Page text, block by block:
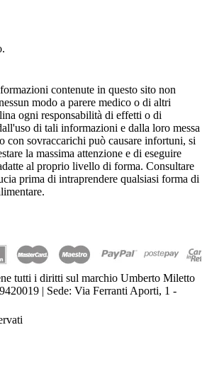
contenute in questo sito non
modo a parere medico o di altri
ogni responsabilità di effetti o di
di tali informazioni e dalla loro messa
con sovraccarichi può causare infortuni, si
la massima attenzione e di eseguire
al proprio livello di forma. Consultare
prima di intraprendere qualsiasi forma di
tutti i diritti sul marchio Umberto Miletto
| Sede: Via Ferranti Aporti, 1 -